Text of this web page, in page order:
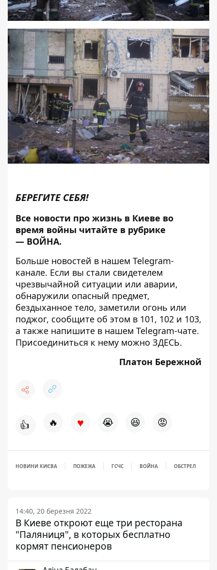
БЕРЕГИТЕ СЕБЯ!
Все новости про жизнь в Киеве во
время войны читайте в рубрике
— ВОЙНА.
Больше новостей в нашем Telegram-
канале. Если вы стали свидетелем
чрезвычайной ситуации или аварии,
обнаружили опасный предмет,
бездыханное тело, заметили огонь или
поджог, сообщите об этом в 101, 102 и 103,
а также напишите в нашем Telegram-чате.
Присоединиться к нему можно ЗДЕСЬ.
Платон Бережной
👍 🔥 ♥ 😭 😆 😡
НОВИНИ КИЄВА ПОЖЕЖА ГСЧС ВОЙНА ОБСТРЕЛ
14:40, 20 березня 2022
В Киеве откроют еще три ресторана
"Паляниця", в которых бесплатно
кормят пенсионеров